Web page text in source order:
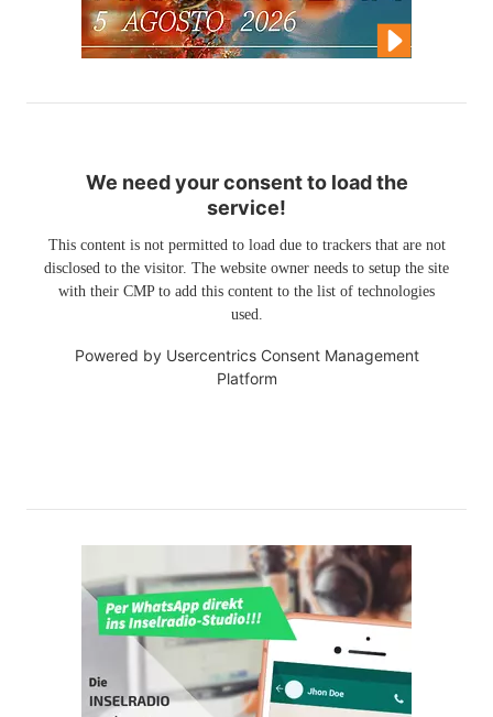
We need your consent to load the
service!
This content is not permitted to load due to trackers that are not
disclosed to the visitor. The website owner needs to setup the site
with their CMP to add this content to the list of technologies
used.
Powered by Usercentrics Consent Management
Platform